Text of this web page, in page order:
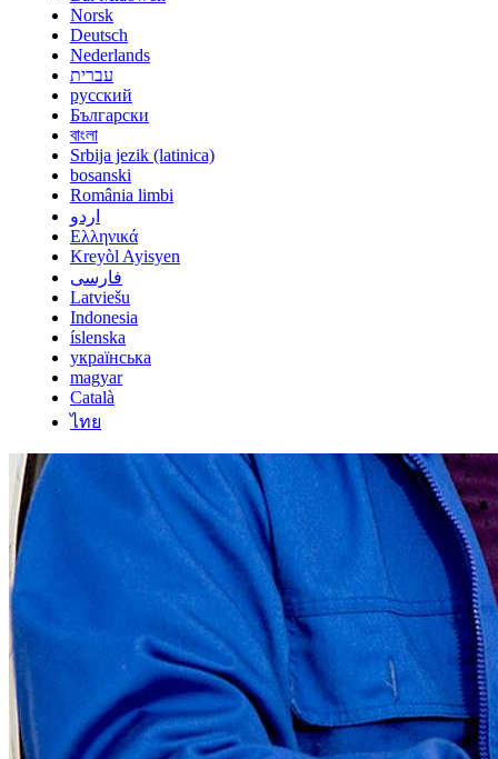
Norsk
Deutsch
Nederlands
עברית
русский
Български
বাংলা
Srbija jezik (latinica)
bosanski
România limbi
اردو
Ελληνικά
Kreyòl Ayisyen
فارسی
Latviešu
Indonesia
íslenska
українська
magyar
Català
ไทย